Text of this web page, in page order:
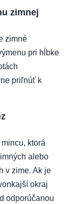
zimnej
zimné
pri hĺbke
priľnúť k
ktorá
alebo
v zime. Ak je
okraj
odporúčanou